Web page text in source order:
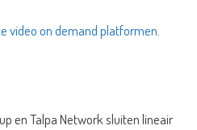
video on demand platformen
en Talpa Network sluiten lineair